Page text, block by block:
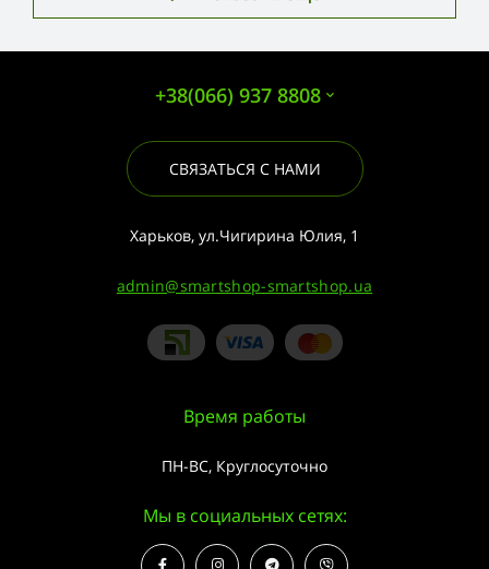
+38(066) 937 8808
СВЯЗАТЬСЯ С НАМИ
Харьков, ул.Чигирина Юлия, 1
admin@smartshop-smartshop.ua
Время работы
ПН-ВС, Круглосуточно
Мы в социальных сетях: